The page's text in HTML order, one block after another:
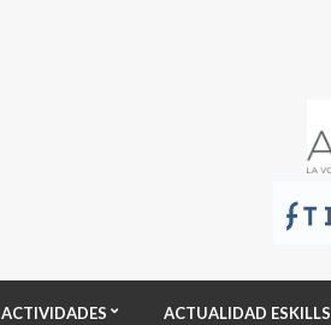
ACTIVIDADES ACTUALIDAD ESKILLS